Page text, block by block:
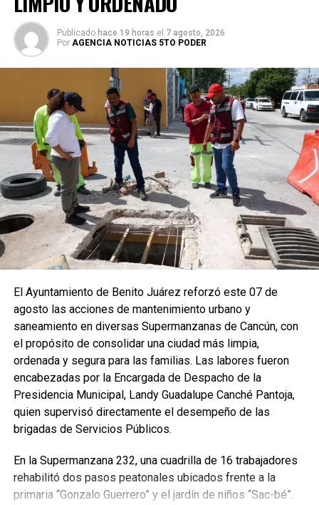
Publicado hace 19 horas el 7 agosto, 2026
Por AGENCIA NOTICIAS 5TO PODER
El Ayuntamiento de Benito Juárez reforzó este 07 de
agosto las acciones de mantenimiento urbano y
saneamiento en diversas Supermanzanas de Cancún, con
el propósito de consolidar una ciudad más limpia,
ordenada y segura para las familias. Las labores fueron
encabezadas por la Encargada de Despacho de la
Presidencia Municipal, Landy Guadalupe Canché Pantoja,
quien supervisó directamente el desempeño de las
brigadas de Servicios Públicos.
En la Supermanzana 232, una cuadrilla de 16 trabajadores
rehabilitó dos pasos peatonales ubicados frente a la
primaria “Gonzalo Guerrero” y el jardín de niños “Sac-bé”.